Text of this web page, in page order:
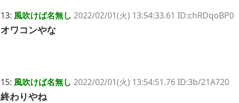
13: 風吹けば名無し 2022/02/01(火) 13:54:33.61 ID:chRDqoBP0
オワコンやな
15: 風吹けば名無し 2022/02/01(火) 13:54:51.76 ID:3b/21A720
終わりやね